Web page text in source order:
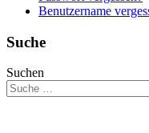
Benutzername
Suche
Suchen